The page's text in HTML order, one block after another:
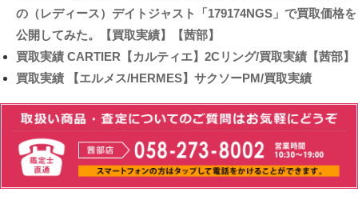
の（レディース）デイトジャスト「179174NGS」で買取価格を
公開してみた。【買取実績】【茜部】
買取実績 CARTIER【カルティエ】2Cリング/買取実績【茜部】
買取実績 【エルメス/HERMES】サクソーPM/買取実績